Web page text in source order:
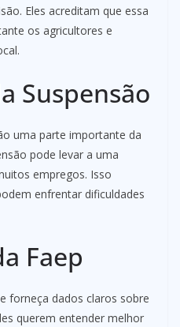
Eles acreditam que essa
os agricultores e
Suspensão
uma parte importante da
pode levar a uma
empregos. Isso
enfrentar dificuldades
Faep
forneça dados claros sobre
querem entender melhor